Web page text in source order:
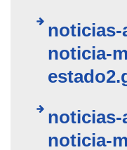
noticias-
noticia-
noticias-
noticia-